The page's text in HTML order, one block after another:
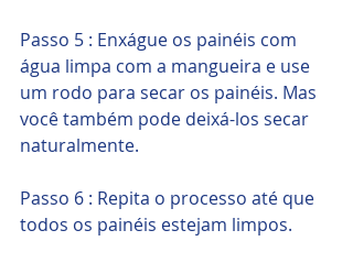
Passo 5 : Enxágue os painéis com
água limpa com a mangueira e use
um rodo para secar os painéis. Mas
você também pode deixá-los secar
naturalmente.
Passo 6 : Repita o processo até que
todos os painéis estejam limpos.